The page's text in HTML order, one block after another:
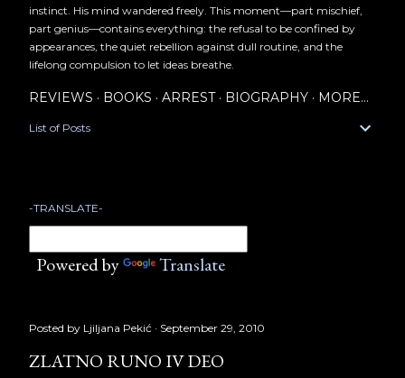
instinct. His mind wandered freely. This moment—part mischief,
part genius—contains everything: the refusal to be confined by
appearances, the quiet rebellion against dull routine, and the
lifelong compulsion to let ideas breathe.
REVIEWS BOOKS ARREST BIOGRAPHY MORE…
List of Posts
-TRANSLATE-
Powered by Translate
Posted by Ljiljana Pekić September 29, 2010
ZLATNO RUNO IV DEO